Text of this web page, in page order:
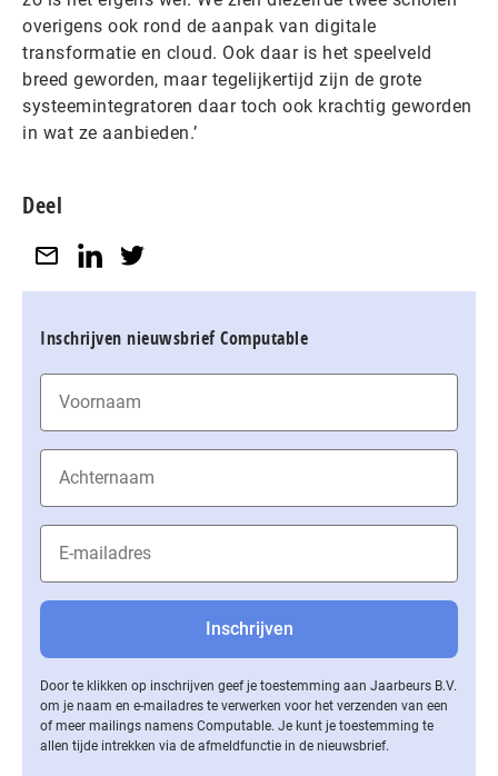
overigens ook rond de aanpak van digitale
transformatie en cloud. Ook daar is het speelveld
breed geworden, maar tegelijkertijd zijn de grote
systeemintegratoren daar toch ook krachtig geworden
in wat ze aanbieden.’
Deel
Inschrijven nieuwsbrief Computable
Door te klikken op inschrijven geef je toestemming aan Jaarbeurs B.V.
om je naam en e-mailadres te verwerken voor het verzenden van een
of meer mailings namens Computable. Je kunt je toestemming te
allen tijde intrekken via de af­meld­func­tie in de nieuwsbrief.